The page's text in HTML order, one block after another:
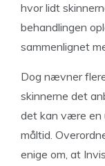
hvor lidt
behandlingen
sammenlignet
Dog nævner
skinnerne det
det kan være en
måltid.
enige om, at